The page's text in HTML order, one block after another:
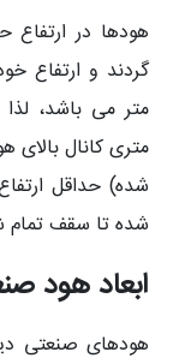
شده) حداقل
شده تا سقف تمام شده ۲،۵ متر
ابعاد هود
هودهای صنعتی